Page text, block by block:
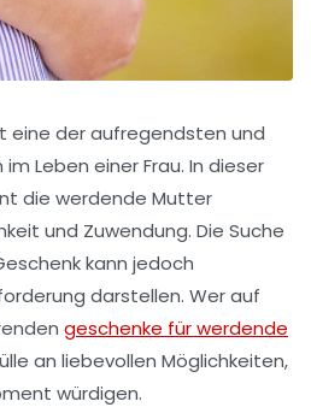
eine der aufregendsten und
Leben einer Frau. In dieser
die werdende Mutter
und Zuwendung. Die Suche
kann jedoch
darstellen. Wer auf
geschenke für werdende
an liebevollen Möglichkeiten,
würdigen.